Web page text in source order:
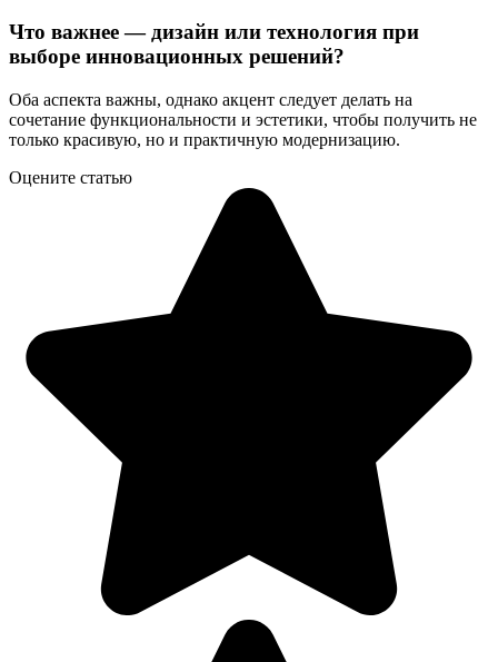
Что важнее — дизайн или технология при
выборе инновационных решений?
Оба аспекта важны, однако акцент следует делать на
сочетание функциональности и эстетики, чтобы получить не
только красивую, но и практичную модернизацию.
Оцените статью